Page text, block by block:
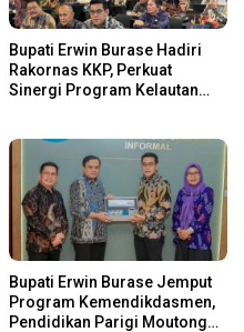
Bupati Erwin Burase Hadiri
Rakornas KKP, Perkuat
Sinergi Program Kelautan
Bupati Erwin Burase Jemput
Program Kemendikdasmen,
Pendidikan Parigi Moutong